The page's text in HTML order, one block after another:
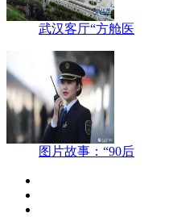
武汉客厅“方舱医
图片故事：“90后